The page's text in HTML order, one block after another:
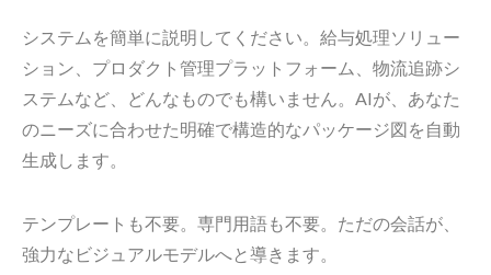
システムを簡単に説明してください。給与処理ソリュー
ション、プロダクト管理プラットフォーム、物流追跡シ
ステムなど、どんなものでも構いません。AIが、あなた
のニーズに合わせた明確で構造的なパッケージ図を自動
生成します。
テンプレートも不要。専門用語も不要。ただの会話が、
強力なビジュアルモデルへと導きます。